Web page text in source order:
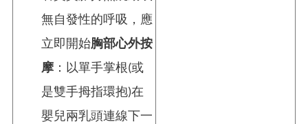
無自發性的呼吸，應
立即開始胸部心外按
摩 ：以單手掌根(或
是雙手拇指環抱)在
嬰兒兩乳頭連線下一